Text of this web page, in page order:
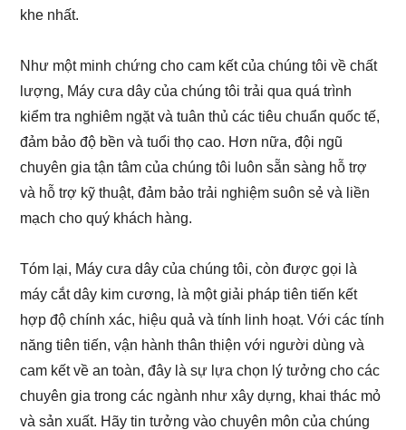
khe nhất.
Như một minh chứng cho cam kết của chúng tôi về chất
lượng, Máy cưa dây của chúng tôi trải qua quá trình
kiểm tra nghiêm ngặt và tuân thủ các tiêu chuẩn quốc tế,
đảm bảo độ bền và tuổi thọ cao. Hơn nữa, đội ngũ
chuyên gia tận tâm của chúng tôi luôn sẵn sàng hỗ trợ
và hỗ trợ kỹ thuật, đảm bảo trải nghiệm suôn sẻ và liền
mạch cho quý khách hàng.
Tóm lại, Máy cưa dây của chúng tôi, còn được gọi là
máy cắt dây kim cương, là một giải pháp tiên tiến kết
hợp độ chính xác, hiệu quả và tính linh hoạt. Với các tính
năng tiên tiến, vận hành thân thiện với người dùng và
cam kết về an toàn, đây là sự lựa chọn lý tưởng cho các
chuyên gia trong các ngành như xây dựng, khai thác mỏ
và sản xuất. Hãy tin tưởng vào chuyên môn của chúng